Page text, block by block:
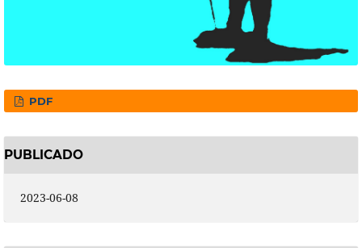
PDF
PUBLICADO
2023-06-08